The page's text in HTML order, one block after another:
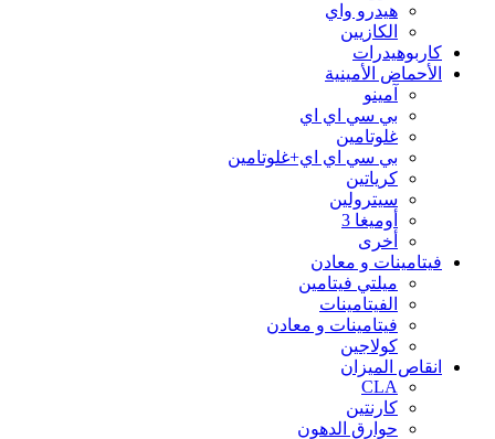
هيدرو واي
الكازيين
كاربوهيدرات
الأحماض الأمينية
آمينو
بي سي اي اي
غلوتامين
بي سي اي اي+غلوتامين
كرياتين
سيترولين
أوميغا 3
أخرى
فيتامينات و معادن
ميلتي فيتامين
الفيتامينات
فيتامينات و معادن
كولاجين
انقاص الميزان
CLA
كارنتين
حوارق الدهون